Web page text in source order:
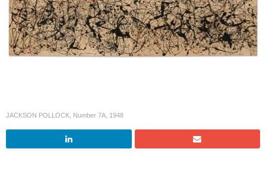
JACKSON POLLOCK, Number 7A, 1948